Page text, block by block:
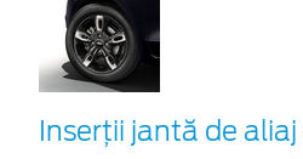
Inserţii jantă de